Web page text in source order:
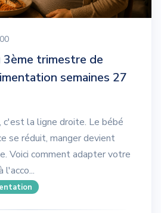
3ème trimestre de
semaines 27
la ligne droite. Le bébé
se réduit, manger devient
Voici comment adapter votre
l'acco...